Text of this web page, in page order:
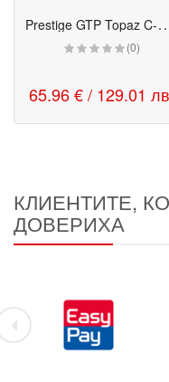
restige GTP
(0)
65.96 € / 129.01
КЛИЕНТИТЕ,
ДОВЕРИХА